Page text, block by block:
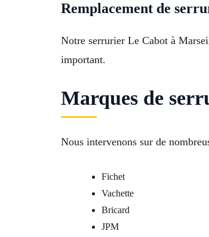
Remplacement de
Notre serrurier Le Cabot à
important.
Marques de
Nous intervenons sur de
Fichet
Vachette
Bricard
JPM